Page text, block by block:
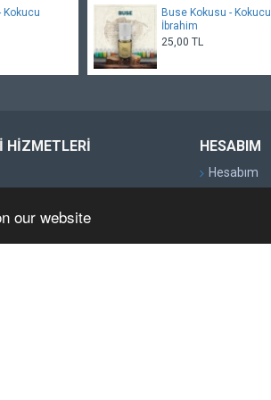
our website
Kokucu
Buse Kokusu - Kokucu
İbrahim
25,00 TL
HIZMETLERI HESABIM
Hesabım